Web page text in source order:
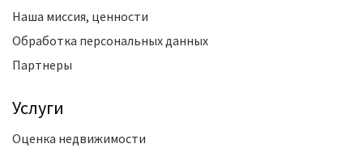
Наша миссия, ценности
Обработка персональных данных
Партнеры
Услуги
Оценка недвижимости